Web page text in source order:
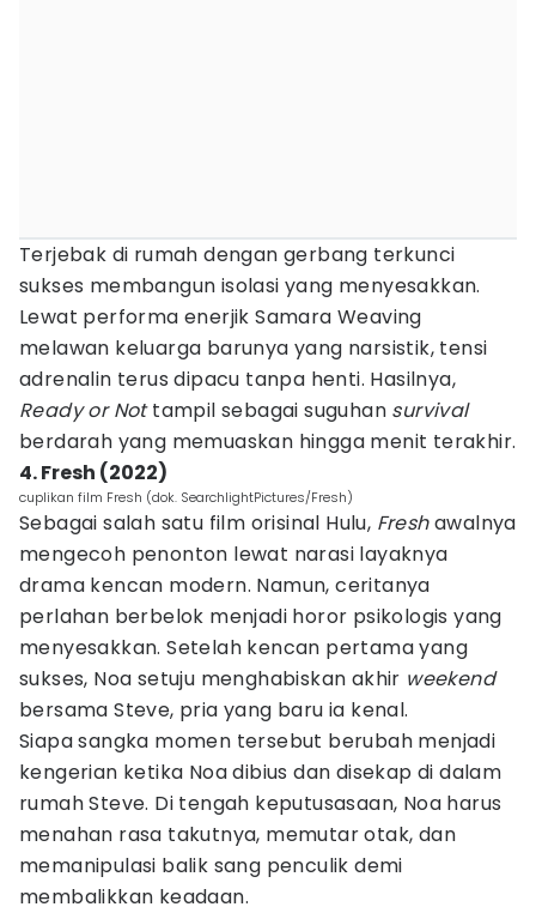
Terjebak di rumah dengan gerbang terkunci
sukses membangun isolasi yang menyesakkan.
Lewat performa enerjik Samara Weaving
melawan keluarga barunya yang narsistik, tensi
adrenalin terus dipacu tanpa henti. Hasilnya,
Ready or Nottampil sebagai suguhan survival
berdarah yang memuaskan hingga menit terakhir.
4. Fresh (2022)
cuplikan film Fresh (dok. SearchlightPictures/Fresh)
Sebagai salah satu film orisinal Hulu, Freshawalnya
mengecoh penonton lewat narasi layaknya
drama kencan modern. Namun, ceritanya
perlahan berbelok menjadi horor psikologis yang
menyesakkan. Setelah kencan pertama yang
sukses, Noa setuju menghabiskan akhir weekend
bersama Steve, pria yang baru ia kenal.
Siapa sangka momen tersebut berubah menjadi
kengerian ketika Noa dibius dan disekap di dalam
rumah Steve. Di tengah keputusasaan, Noa harus
menahan rasa takutnya, memutar otak, dan
memanipulasi balik sang penculik demi
membalikkan keadaan.